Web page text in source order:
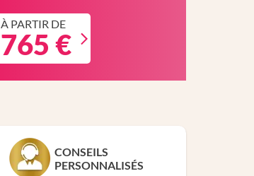
À PARTIR DE
765 €
CONSEILS
PERSONNALISÉS